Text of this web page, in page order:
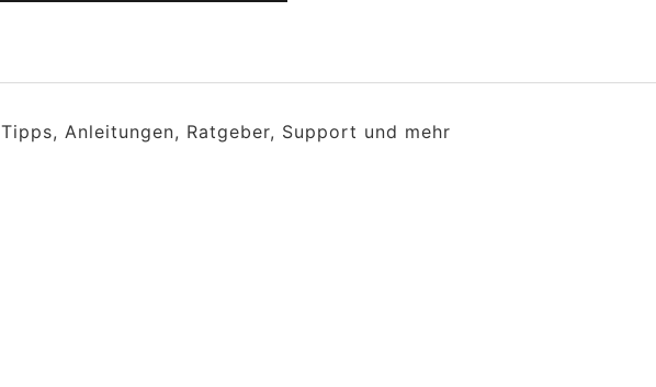
Tipps, Anleitungen, Ratgeber, Support und mehr